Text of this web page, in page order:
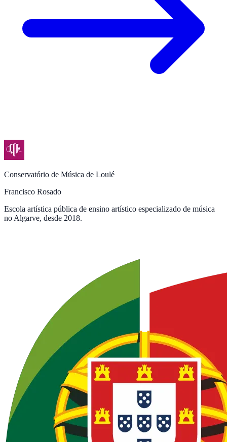
Conservatório de Música de Loulé
Francisco Rosado
Escola artística pública de ensino artístico especializado de música
no Algarve, desde 2018.